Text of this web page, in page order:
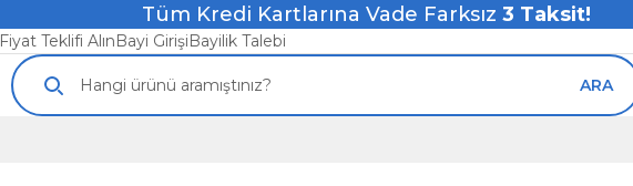
Tüm Kredi Kartlarına Vade Farksız 3 Taksit!
Fiyat Teklifi AlınBayi GirişiBayilik Talebi
ARA